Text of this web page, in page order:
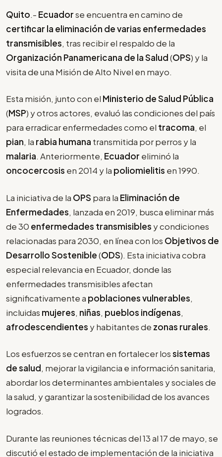
Quito.- Ecuadorse encuentra en camino de
certificar la eliminación de varias enfermedades
transmisibles, tras recibir el respaldo de la
Organización Panamericana de la Salud(OPS) y la
visita de una Misión de Alto Nivel en mayo.
Esta misión, junto con el Ministerio de Salud Pública
(MSP) y otros actores, evaluó las condiciones del país
para erradicar enfermedades como el tracoma, el
pian, la rabia humana transmitida por perros y la
malaria. Anteriormente, Ecuador eliminó la
oncocercosis en 2014 y la poliomielitis en 1990.
La iniciativa de la OPS para la Eliminación de
Enfermedades, lanzada en 2019, busca eliminar más
de 30 enfermedades transmisibles y condiciones
relacionadas para 2030, en línea con los Objetivos de
Desarrollo Sostenible(ODS). Esta iniciativa cobra
especial relevancia en Ecuador, donde las
enfermedades transmisibles afectan
significativamente a poblaciones vulnerables,
incluidas mujeres, niñas, pueblos indígenas,
afrodescendientes y habitantes de zonas rurales.
Los esfuerzos se centran en fortalecer lossistemas
de salud, mejorar la vigilancia e información sanitaria,
abordar los determinantes ambientales y sociales de
la salud, y garantizar la sostenibilidad de los avances
logrados.
Durante las reuniones técnicas del 13 al 17 de mayo, se
discutió el estado de implementación de la iniciativa